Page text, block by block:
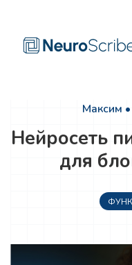
Максим
Нейросеть
для